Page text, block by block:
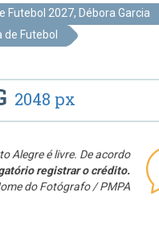
Futebol 2027, Débora Garcia
Futebol
2048 px
Alegre é livre. De acordo
registrar o crédito.
do Fotógrafo / PMPA